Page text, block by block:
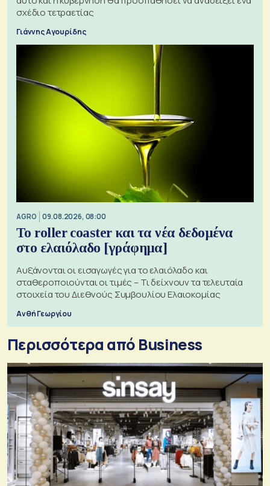
σχέδιο τετραετίας
Γιάννης Αγουρίδης
AGRO 09.08.2026, 08:00
Το roller coaster και τα νέα δεδομένα
στο ελαιόλαδο [γράφημα]
Αυξάνονται οι εισαγωγές για το ελαιόλαδο και
σταθεροποιούνται οι τιμές – Τι δείχνουν τα τελευταία
στοιχεία του Διεθνούς Συμβουλίου Ελαιοκομίας
Ανθή Γεωργίου
Περισσότερα από Business